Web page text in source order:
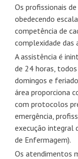
Os profissionais
obedecendo
competência de
complexidade das
A assistência é
de 24 horas, todos
domingos e
área proporciona
com protocolos
emergência,
execução integral
de Enfermagem).
Os atendimentos